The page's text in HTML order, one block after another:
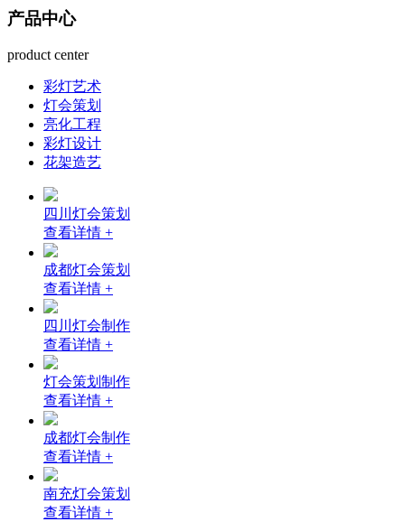
产品中心
product center
彩灯艺术
灯会策划
亮化工程
彩灯设计
花架造艺
四川灯会策划
查看详情 +
成都灯会策划
查看详情 +
四川灯会制作
查看详情 +
灯会策划制作
查看详情 +
成都灯会制作
查看详情 +
南充灯会策划
查看详情 +